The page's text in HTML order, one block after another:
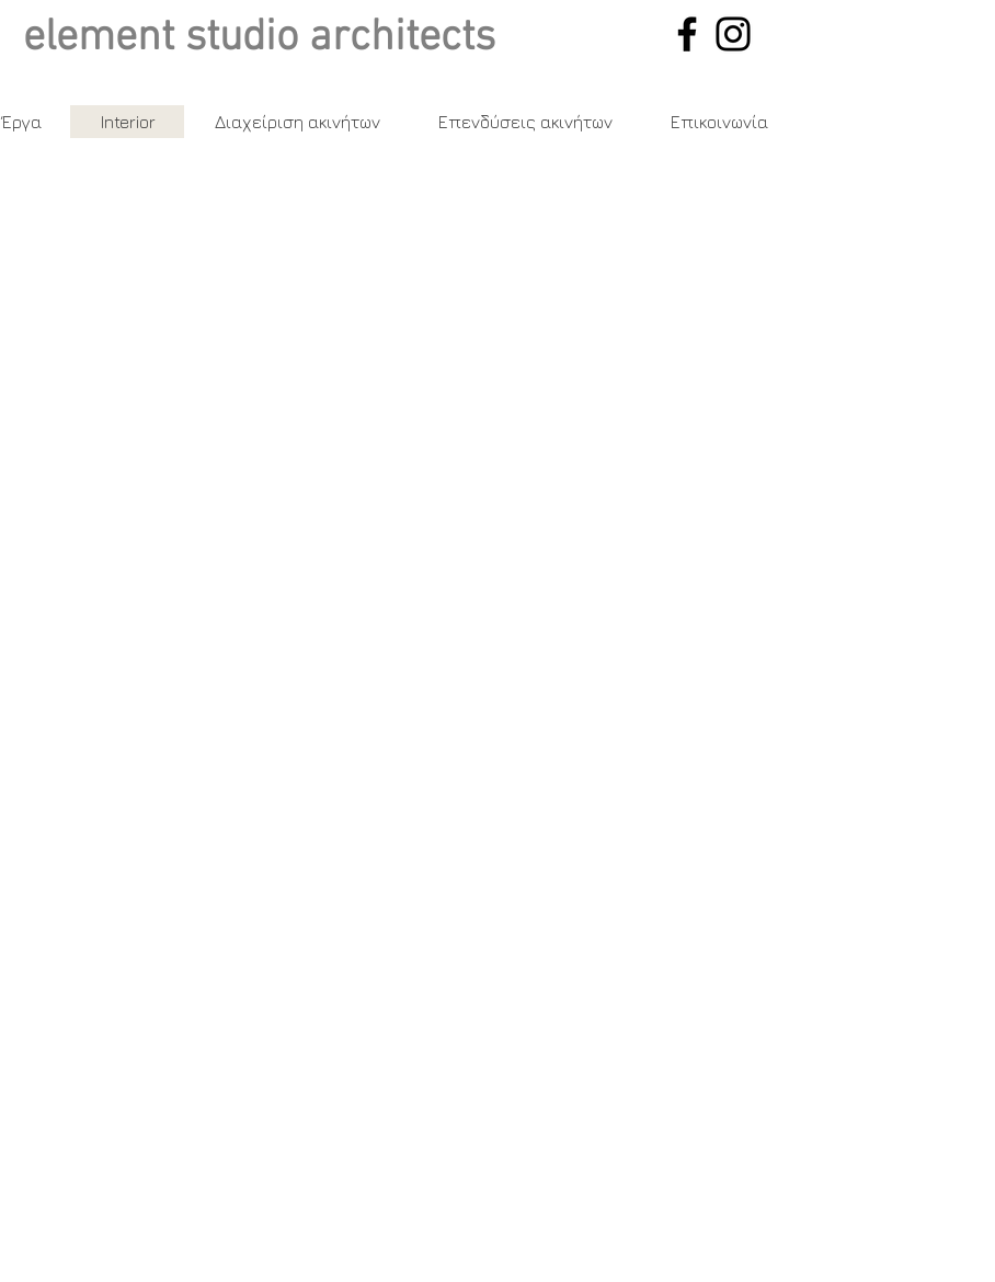
element studio architects
Έργα Interior Διαχείριση ακινήτων Επενδύσεις ακινήτων Επικοινωνία